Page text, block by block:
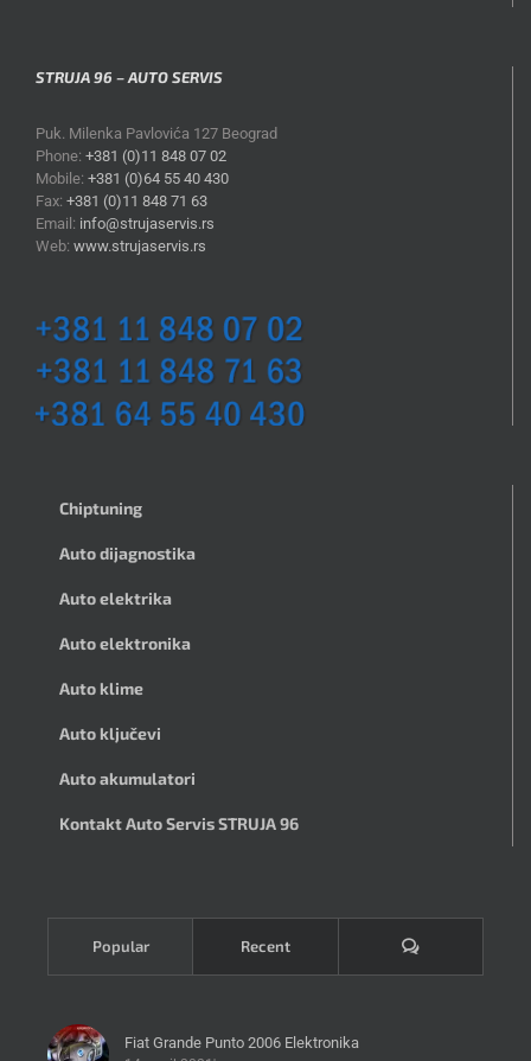
STRUJA 96 – AUTO SERVIS
Puk. Milenka Pavlovića 127 Beograd
Phone: +381 (0)11 848 07 02
Mobile: +381 (0)64 55 40 430
Fax: +381 (0)11 848 71 63
Email: info@strujaservis.rs
Web: www.strujaservis.rs
Chiptuning
Auto dijagnostika
Auto elektrika
Auto elektronika
Auto klime
Auto ključevi
Auto akumulatori
Kontakt Auto Servis STRUJA 96
Popular Recent Komentari
Fiat Grande Punto 2006 Elektronika